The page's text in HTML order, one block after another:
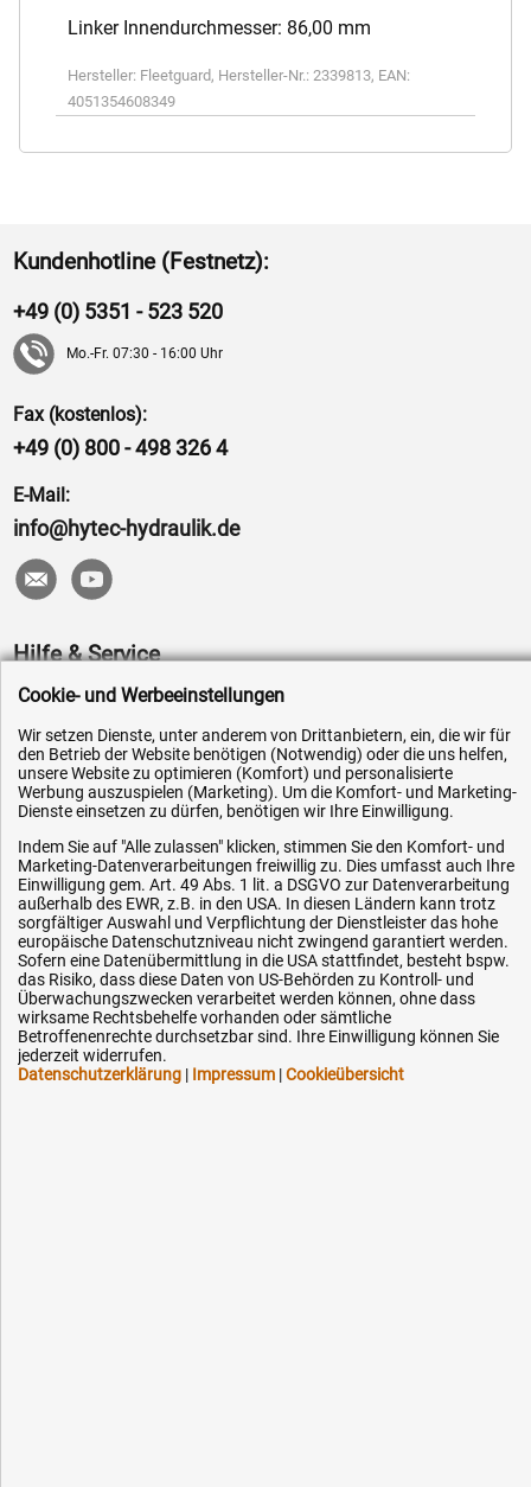
Linker Innendurchmesser: 86,00 mm
Hersteller: Fleetguard, Hersteller-Nr.: 2339813, EAN:
4051354608349
Kundenhotline (Festnetz):
+49 (0) 5351 - 523 520
Mo.-Fr. 07:30 - 16:00 Uhr
Fax (kostenlos):
+49 (0) 800 - 498 326 4
E-Mail:
info@hytec-hydraulik.de
Hilfe & Service
Versandkosten
Zahlungsarten
Service
AGB / Widerrufsrecht
Datenschutz
Impressum
Karriere
OEM-Ersatzteile
Technik-Hilfe
Downloads
Kontakt
Cookie- und Werbeeinstellungen
Wir setzen Dienste, unter anderem von Drittanbietern, ein, die wir für
den Betrieb der Website benötigen (Notwendig) oder die uns helfen,
unsere Website zu optimieren (Komfort) und personalisierte
Werbung auszuspielen (Marketing). Um die Komfort- und Marketing-
Dienste einsetzen zu dürfen, benötigen wir Ihre Einwilligung.
Indem Sie auf "Alle zulassen" klicken, stimmen Sie den Komfort- und
Marketing-Datenverarbeitungen freiwillig zu. Dies umfasst auch Ihre
Einwilligung gem. Art. 49 Abs. 1 lit. a DSGVO zur Datenverarbeitung
außerhalb des EWR, z.B. in den USA. In diesen Ländern kann trotz
sorgfältiger Auswahl und Verpflichtung der Dienstleister das hohe
europäische Datenschutzniveau nicht zwingend garantiert werden.
Sofern eine Datenübermittlung in die USA stattfindet, besteht bspw.
das Risiko, dass diese Daten von US-Behörden zu Kontroll- und
Überwachungszwecken verarbeitet werden können, ohne dass
wirksame Rechtsbehelfe vorhanden oder sämtliche
Betroffenenrechte durchsetzbar sind. Ihre Einwilligung können Sie
jederzeit widerrufen.
Datenschutzerklärung | Impressum |Cookieübersicht